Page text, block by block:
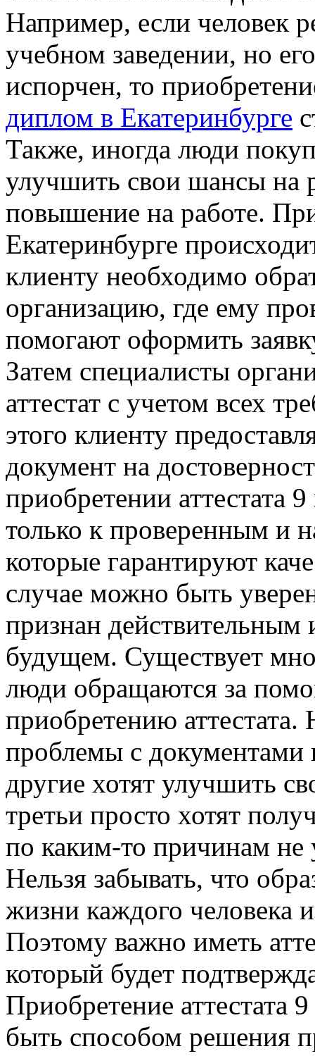
Например, если человек
учебном заведении, но
испорчен, то
диплом в Екатеринбурге
Также, иногда люди
улучшить свои шансы на
повышение на работе.
Екатеринбурге
клиенту необходимо
организацию, где ему
помогают оформить
Затем специалисты
аттестат с учетом всех
этого клиенту
документ на
приобретении аттестата
только к проверенным и
которые гарантируют
случае можно быть
признан действительным
будущем. Существует
люди обращаются за
приобретению
проблемы с документами
другие хотят улучшить
третьи просто хотят
по каким-то причинам не
Нельзя забывать, что
жизни каждого человека
Поэтому важно иметь
который будет
Приобретение аттестата
быть способом решения